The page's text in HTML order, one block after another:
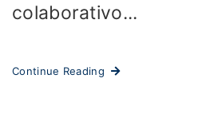
colaborativo...
Continue Reading